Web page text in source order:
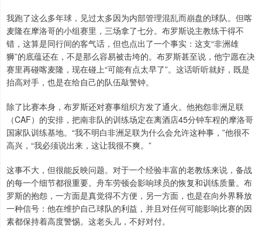
我跑了这么多年球，见过太多因为内部管理混乱而崩盘的球队。但喀
麦隆在摩洛哥的小组赛里，三场拿了七分。布罗斯说主教练干得不
错，这算是同行间的客气话，但也点出了一个事实：这支“非洲雄
狮”的底蕴还在，不是那么容易被击垮的。布罗斯甚至说，他宁愿在决
赛里再碰喀麦隆，现在碰上“可能有点太早了”。这话听听就好，既是
抬高对手，也是在给自己的队伍敲警钟。
除了比赛本身，布罗斯还对赛事组织方发了通火。他抱怨非洲足联
（CAF）的安排，把南非队的训练场定在离酒店45分钟车程的摩洛哥
国家队训练基地。“我不明白非洲足联为什么会允许这种事，”他很不
高兴，“我必须说出来，这让我很不爽。”
这事不大，但很能反映问题。对于一个经验丰富的老教练来说，备战
的每一个细节都很重要。舟车劳顿会影响球员的恢复和训练质量。布
罗斯的抱怨，一方面是真觉得不方便，另一方面，也是在向外界释放
一种信号：他在维护自己球队的利益，并且对任何可能影响比赛的因
素都保持着高度警惕。这老头儿，不好对付。